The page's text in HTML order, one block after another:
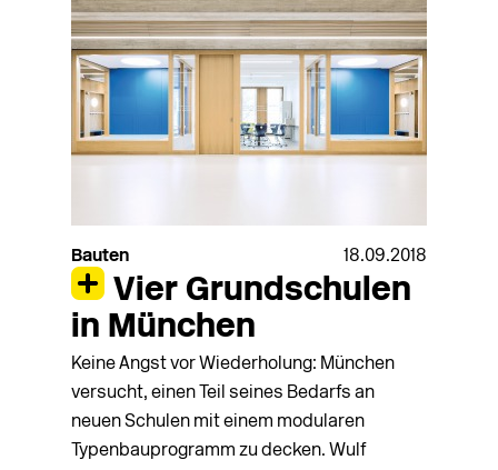
Bauten 18.09.2018
Vier Grundschulen
in München
Keine Angst vor Wiederholung: München
versucht, einen Teil seines Bedarfs an
neuen Schulen mit einem modularen
Typenbauprogramm zu decken. Wulf